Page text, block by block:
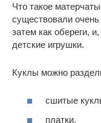
Что такое
существовали
затем как обереги,
детские игрушки.
Куклы можно
сшитые
платки.